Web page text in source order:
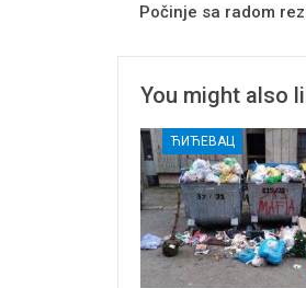
Počinje sa radom
You might also
ЋИЋЕВАЦ